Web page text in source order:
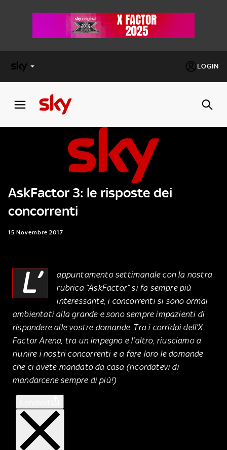
LOGIN
FACTOR
Cos’altro vedere:
PROGRAMMI SKY
Un mondo di offerte:
SKY.IT
AskFactor 3: le risposte dei
concorrenti
15 Novembre 2017
L’
appuntamento settimanale con la nostra
rubrica “AskFactor” si fa sempre più
interessante, i concorrenti si sono ormai
ambientati alla grande e sono sempre impazienti di
rispondere alle vostre domande. Tra i corridoi dell’X
Factor Arena, tra un impegno e l’altro, riusciamo a
riunire i nostri concorrenti e a fare loro le domande
che ci avete mandato da casa (ricordatevi di
mandarcene sempre di più!)